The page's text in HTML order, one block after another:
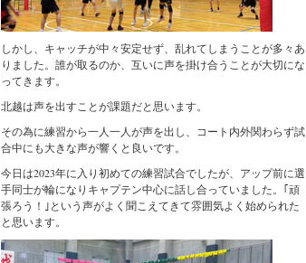
しかし、キャッチが中々安定せず、乱れてしまうことが多々あ
りました。誰が取るのか、互いに声を掛け合うことが大切にな
ってきます。
北越は声を出すことが課題だと思います。
その為に練習から一人一人が声を出し、コート内外関わらず試
合中にも大きな声が響くと良いです。
今日は2023年に入り初めての練習試合でしたが、アップ前に選
手同士が輪になりキャプテン中心に話し合っていました。｢頑
張ろう！｣という声がよく聞こえてきて雰囲気よく始められた
と思います。